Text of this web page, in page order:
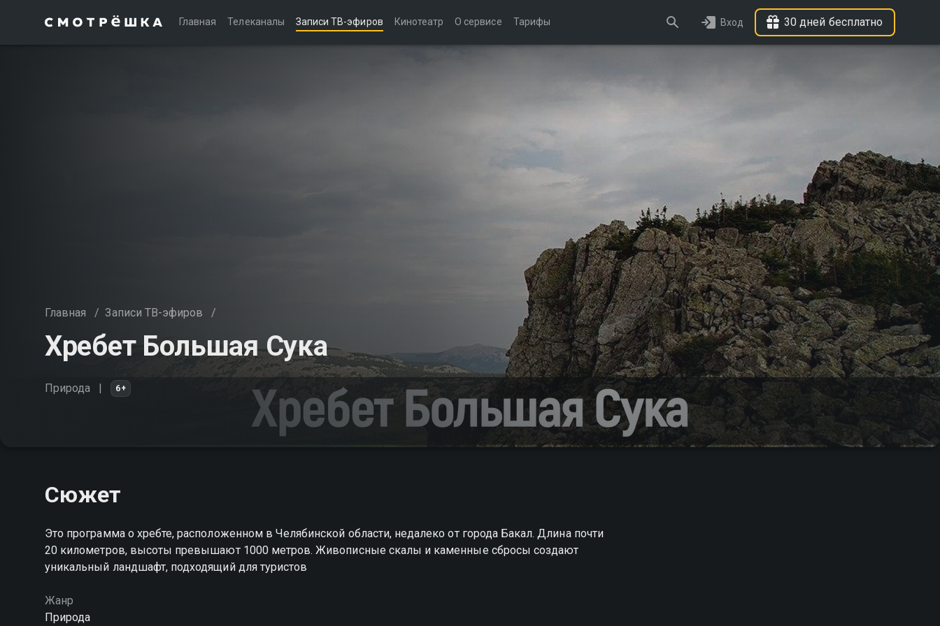
Главная Телеканалы Записи ТВ-эфиров Кинотеатр О сервисе Тарифы Вход 30 дней бесплатно
Главная / Записи ТВ-эфиров /
Хребет Большая Сука
Природа 6+
Сюжет
Это программа о хребте, расположенном в Челябинской области, недалеко от города Бакал. Длина почти
20 километров, высоты превышают 1000 метров. Живописные скалы и каменные сбросы создают
уникальный ландшафт, подходящий для туристов
Жанр
Природа